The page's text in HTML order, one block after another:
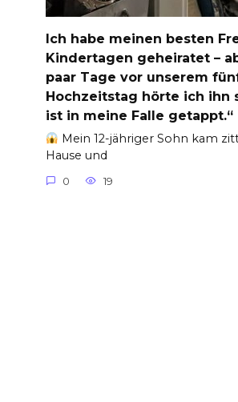
Ich habe meinen besten
Kindertagen geheiratet –
paar Tage vor unserem
Hochzeitstag hörte ich ihn
ist in meine Falle getappt.“
Mein 12-jähriger Sohn kam
Hause und
0 19